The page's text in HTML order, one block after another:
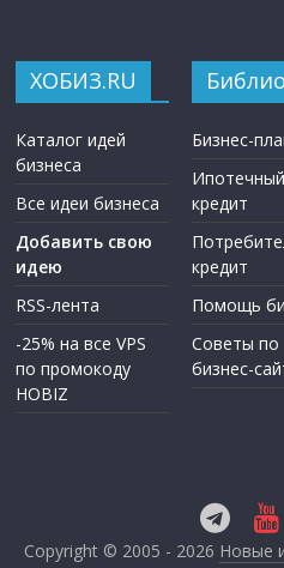
ХОБИЗ.RU
Каталог идей
бизнеса
Все идеи бизнеса
Добавить свою
идею
RSS-лента
-25% на все VPS
по промокоду
HOBIZ
Бизнес-
Ипотечный
кредит
кредит
Помощь
Советы по
бизнес-
Copyright © 2005 - 2026 Новые